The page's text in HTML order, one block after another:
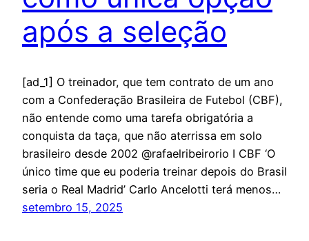
após a seleção
[ad_1] O treinador, que tem contrato de um ano
com a Confederação Brasileira de Futebol (CBF),
não entende como uma tarefa obrigatória a
conquista da taça, que não aterrissa em solo
brasileiro desde 2002 @rafaelribeirorio I CBF ‘O
único time que eu poderia treinar depois do Brasil
seria o Real Madrid’ Carlo Ancelotti terá menos…
setembro 15, 2025